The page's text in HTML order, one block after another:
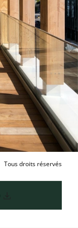
Tous droits réservés